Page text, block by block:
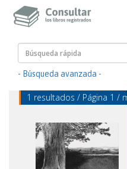
- Búsqueda avanzada -
1 resultados / Página 1 /